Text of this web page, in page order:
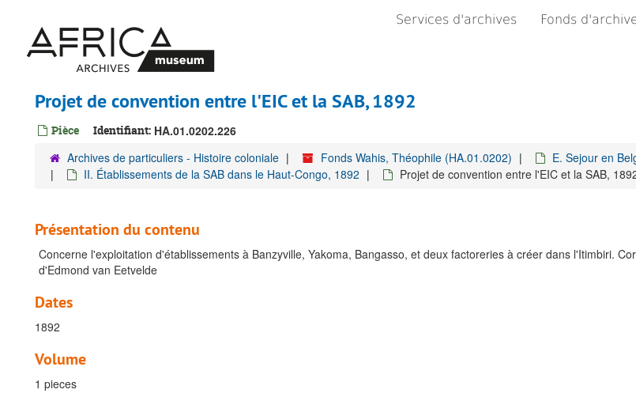
contenu
principal
Services d'archives Fonds
Projet de convention entre l'EIC et la SAB, 1892
Pièce Identifiant: HA.01.0202.226
Archives de particuliers - Histoire coloniale Fonds Wahis, Théophile (HA.01.0202)
E. Sejour en
II. Établissements de la SAB dans le Haut-Congo, 1892
Projet de convention entre l'EIC et la SAB,
Présentation du contenu
Concerne l'exploitation d'établissements à Banzyville, Yakoma, Bangasso, et deux factoreries à créer dans l'Itimbiri.
d'Edmond van Eetvelde
Dates
1892
Volume
1 pieces